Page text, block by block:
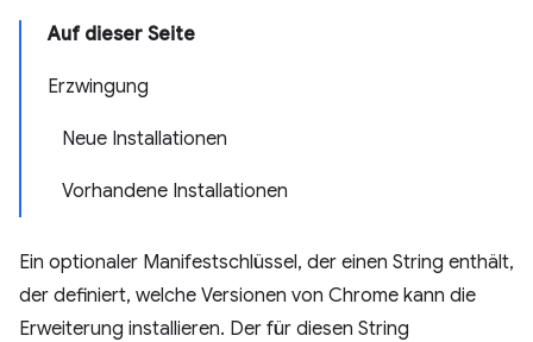
Auf dieser Seite
Erzwingung
Neue Installationen
Vorhandene Installationen
Ein optionaler Manifestschlüssel, der einen String enthält,
der definiert, welche Versionen von Chrome kann die
Erweiterung installieren. Der für diesen String